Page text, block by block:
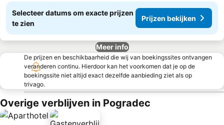
Selecteer datums om exacte prijzen
te zien
Prijzen bekijken
Meer info
De prijzen en beschikbaarheid die wij van boekingssites ontvangen
veranderen continu. Hierdoor kan het voorkomen dat je op de
boekingssite niet altijd exact dezelfde aanbieding ziet als op
trivago.
Overige verblijven in Pogradec